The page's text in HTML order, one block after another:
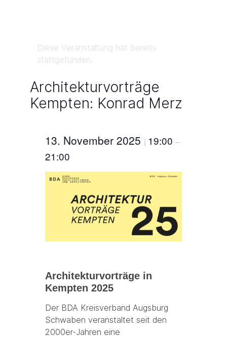
Diese Veranstaltung hat bereits
stattgefunden.
Architekturvorträge
Kempten: Konrad Merz
13. November 2025 | 19:00 –
21:00
Architekturvorträge in
Kempten 2025
Der BDA Kreisverband Augsburg
Schwaben veranstaltet seit den
2000er-Jahren eine